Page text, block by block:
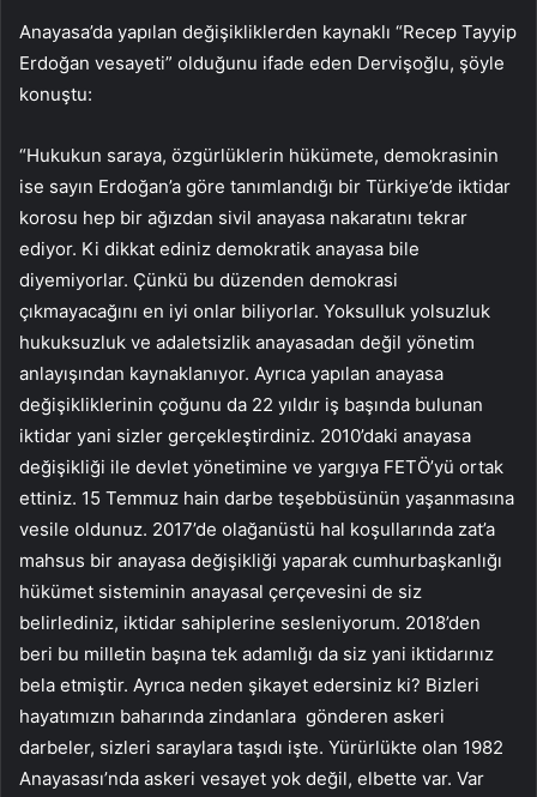
Anayasa’da yapılan değişikliklerden kaynaklı “Recep Tayyip
Erdoğan vesayeti” olduğunu ifade eden Dervişoğlu, şöyle
konuştu:
“Hukukun saraya, özgürlüklerin hükümete, demokrasinin
ise sayın Erdoğan’a göre tanımlandığı bir Türkiye’de iktidar
korosu hep bir ağızdan sivil anayasa nakaratını tekrar
ediyor. Ki dikkat ediniz demokratik anayasa bile
diyemiyorlar. Çünkü bu düzenden demokrasi
çıkmayacağını en iyi onlar biliyorlar. Yoksulluk yolsuzluk
hukuksuzluk ve adaletsizlik anayasadan değil yönetim
anlayışından kaynaklanıyor. Ayrıca yapılan anayasa
değişikliklerinin çoğunu da 22 yıldır iş başında bulunan
iktidar yani sizler gerçekleştirdiniz. 2010’daki anayasa
değişikliği ile devlet yönetimine ve yargıya FETÖ’yü ortak
ettiniz. 15 Temmuz hain darbe teşebbüsünün yaşanmasına
vesile oldunuz. 2017’de olağanüstü hal koşullarında zat’a
mahsus bir anayasa değişikliği yaparak cumhurbaşkanlığı
hükümet sisteminin anayasal çerçevesini de siz
belirlediniz, iktidar sahiplerine sesleniyorum. 2018’den
beri bu milletin başına tek adamlığı da siz yani iktidarınız
bela etmiştir. Ayrıca neden şikayet edersiniz ki? Bizleri
hayatımızın baharında zindanlara gönderen askeri
darbeler, sizleri saraylara taşıdı işte. Yürürlükte olan 1982
Anayasası’nda askeri vesayet yok değil, elbette var. Var